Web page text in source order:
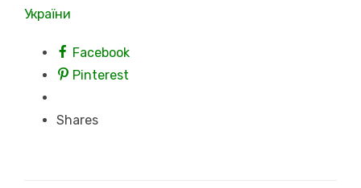
України
Facebook
Pinterest
Shares